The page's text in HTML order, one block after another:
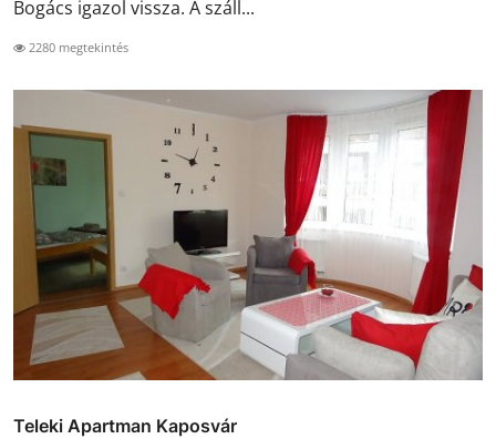
Bogács igazol vissza. A száll...
2280 megtekintés
Teleki Apartman Kaposvár